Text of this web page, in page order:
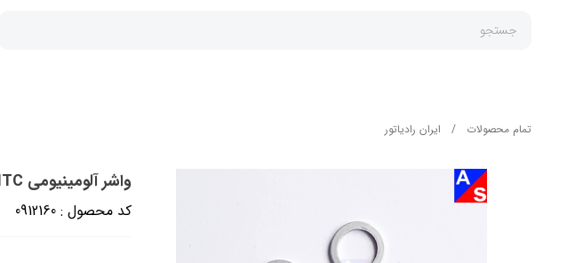
جستجو
تمام محصولات / ایران رادیاتور
واشر آلومینیومی NTC پکیج ایران رادیاتور بسته 25 عددی
کد محصول : 0912160